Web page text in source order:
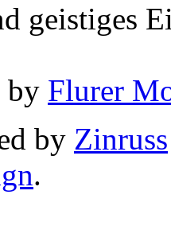
..
..
geistiges
by Flurer
by Zinruss
.